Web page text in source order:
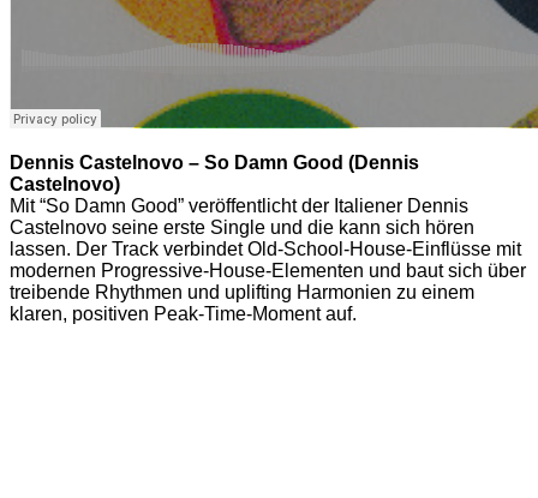
Dennis Castelnovo – So Damn Good (Dennis
Castelnovo)
Mit “So Damn Good” veröffentlicht der Italiener Dennis
Castelnovo seine erste Single und die kann sich hören
lassen. Der Track verbindet Old-School-House-Einflüsse mit
modernen Progressive-House-Elementen und baut sich über
treibende Rhythmen und uplifting Harmonien zu einem
klaren, positiven Peak-Time-Moment auf.